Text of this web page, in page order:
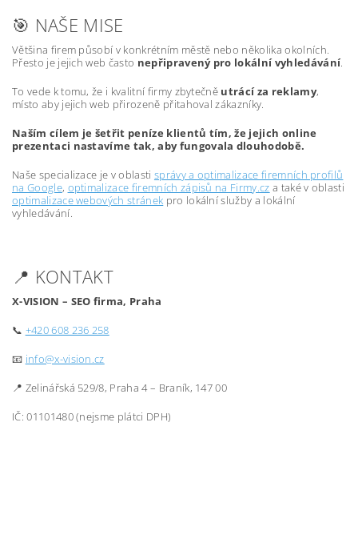
🎯 NAŠE MISE
Většina firem působí v konkrétním městě nebo několika okolních.
Přesto je jejich web často nepřipravený pro lokální vyhledávání.
To vede k tomu, že i kvalitní firmy zbytečně utrácí za reklamy,
místo aby jejich web přirozeně přitahoval zákazníky.
Naším cílem je šetřit peníze klientů tím, že jejich online
prezentaci nastavíme tak, aby fungovala dlouhodobě.
Naše specializace je v oblasti správy a optimalizace firemních profilů
na Google, optimalizace firemních zápisů na Firmy.cz a také v oblasti
optimalizace webových stránek pro lokální služby a lokální
vyhledávání.
📍 KONTAKT
X-VISION – SEO firma, Praha
📞 +420 608 236 258
📧 info@x-vision.cz
📍 Zelinářská 529/8, Praha 4 – Braník, 147 00
IČ: 01101480 (nejsme plátci DPH)